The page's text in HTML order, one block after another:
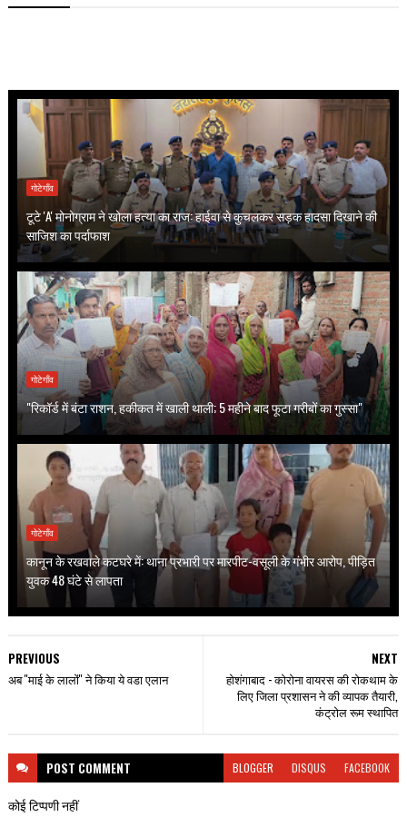
गोटेगाँव
टूटे 'A' मोनोग्राम ने खोला हत्या का राज: हाईवा से कुचलकर सड़क हादसा दिखाने की
साजिश का पर्दाफाश
गोटेगाँव
"रिकॉर्ड में बंटा राशन, हकीकत में खाली थाली; 5 महीने बाद फूटा गरीबों का गुस्सा"
गोटेगाँव
कानून के रखवाले कटघरे में: थाना प्रभारी पर मारपीट-वसूली के गंभीर आरोप, पीड़ित
युवक 48 घंटे से लापता
NEXT
होशंगाबाद - कोरोना वायरस की रोकथाम के
लिए जिला प्रशासन ने की व्यापक तैयारी,
कंट्रोल रूम स्थापित
PREVIOUS
अब ''माई के लालों'' ने किया ये वडा एलान
POST COMMENT BLOGGER DISQUS FACEBOOK
कोई टिप्पणी नहीं